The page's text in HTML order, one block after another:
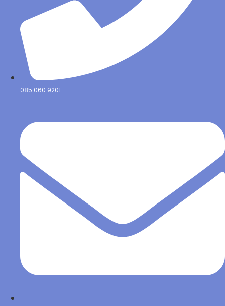
085 060 9201